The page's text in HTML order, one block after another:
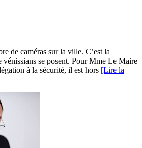
de caméras sur la ville. C’est la
vénissians se posent. Pour Mme Le Maire
à la sécurité, il est hors [Lire la